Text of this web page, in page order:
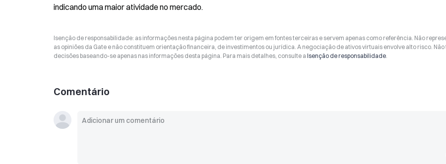
indicando uma maior atividade no mercado.
Isenção de responsabilidade: as informações nesta página podem ter origem em fontes terceiras e servem apenas como referência. Não
as opiniões da Gate e não constituem orientação financeira, de investimentos ou jurídica. A negociação de ativos virtuais envolve alto risco. Não
decisões baseando-se apenas nas informações desta página. Para mais detalhes, consulte a Isenção de responsabilidade.
Comentário